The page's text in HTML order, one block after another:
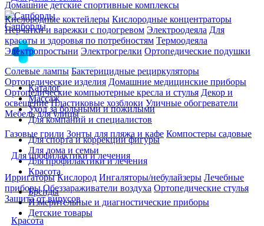
Кислородные коктейлеры Кислородные концентраторы
Перчатки и варежки с подогревом Электроодеяла Для
красоты и здоровья по потребностям Термоодеяла
Электропростыни Электрогрелки Ортопедические подушки
Солевые лампы Бактерицидные рециркуляторы
Ортопедические изделия Домашние медицинские приборы
Ортопедические компьютерные кресла и стулья Декор и
освещение Пластиковые хозблоки Уличные обогреватели
Мебель для улицы
Газовые грили Зонты для пляжа и кафе Компостеры садовые
Для профилактики и лечения
Ирригаторы Кислород Ингаляторы/небулайзеры Лечебные
приборы Обеззараживатели воздуха Ортопедические стулья
Защита от вирусов
Красота
Домашние детские спортивные комплексы
Сапборды
Каталог
Массаж
Уход за больными и пожилыми
Для компаний и специалистов
Для спорта и коррекции фигуры
Для дома и семьи
Для профилактики и лечения
Красота
Бренды
Измерительные и диагностические приборы
Детские товары